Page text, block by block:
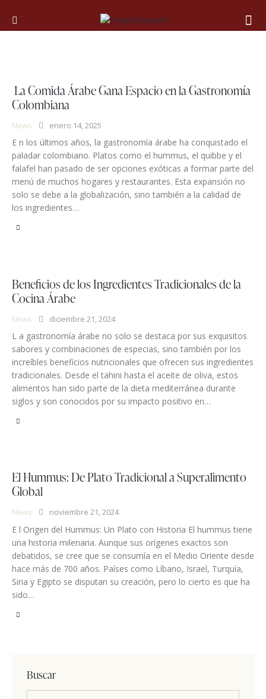
La Comida Árabe Gana Espacio en la Gastronomía
Colombiana
News enero 14, 2025
E n los últimos años, la gastronomía árabe ha conquistado el
paladar colombiano. Platos como el hummus, el quibbe y el
falafel han pasado de ser opciones exóticas a formar parte del
menú de muchos hogares y restaurantes. Esta expansión no
solo se debe a la globalización, sino también a la calidad de
los ingredientes…
Beneficios de los Ingredientes Tradicionales de la
Cocina Árabe
News diciembre 21, 2024
L a gastronomía árabe no solo se destaca por sus exquisitos
sabores y combinaciones de especias, sino también por los
increíbles beneficios nutricionales que ofrecen sus ingredientes
tradicionales. Desde el tahini hasta el aceite de oliva, estos
alimentos han sido parte de la dieta mediterránea durante
siglos y son conocidos por su impacto positivo en…
El Hummus: De Plato Tradicional a Superalimento
Global
News noviembre 21, 2024
E l Origen del Hummus: Un Plato con Historia El hummus tiene
una historia milenaria. Aunque sus orígenes exactos son
debatidos, se cree que se consumía en el Medio Oriente desde
hace más de 700 años. Países como Líbano, Israel, Turquía,
Siria y Egipto se disputan su creación, pero lo cierto es que ha
sido…
Buscar